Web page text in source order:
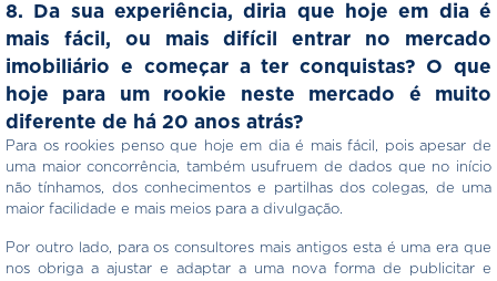
8. Da sua experiência, diria que hoje em dia é
mais fácil, ou mais difícil entrar no mercado
imobiliário e começar a ter conquistas? O que
hoje para um rookie neste mercado é muito
diferente de há 20 anos atrás?
Para os rookies penso que hoje em dia é mais fácil, pois apesar de
uma maior concorrência, também usufruem de dados que no início
não tínhamos, dos conhecimentos e partilhas dos colegas, de uma
maior facilidade e mais meios para a divulgação.
Por outro lado, para os consultores mais antigos esta é uma era que
nos obriga a ajustar e adaptar a uma nova forma de publicitar e